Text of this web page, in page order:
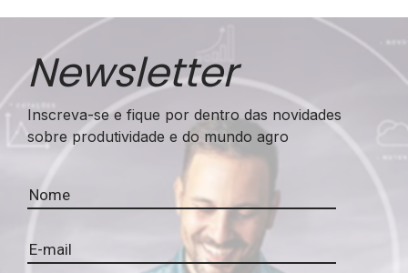
Newsletter
Inscreva-se e fique por dentro das novidades
sobre produtividade e do mundo agro